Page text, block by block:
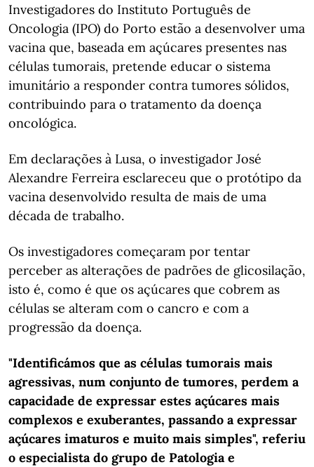
Investigadores do Instituto Português de
Oncologia (IPO) do Porto estão a desenvolver uma
vacina que, baseada em açúcares presentes nas
células tumorais, pretende educar o sistema
imunitário a responder contra tumores sólidos,
contribuindo para o tratamento da doença
oncológica.
Em declarações à Lusa, o investigador José
Alexandre Ferreira esclareceu que o protótipo da
vacina desenvolvido resulta de mais de uma
década de trabalho.
Os investigadores começaram por tentar
perceber as alterações de padrões de glicosilação,
isto é, como é que os açúcares que cobrem as
células se alteram com o cancro e com a
progressão da doença.
"Identificámos que as células tumorais mais
agressivas, num conjunto de tumores, perdem a
capacidade de expressar estes açúcares mais
complexos e exuberantes, passando a expressar
açúcares imaturos e muito mais simples", referiu
o especialista do grupo de Patologia e